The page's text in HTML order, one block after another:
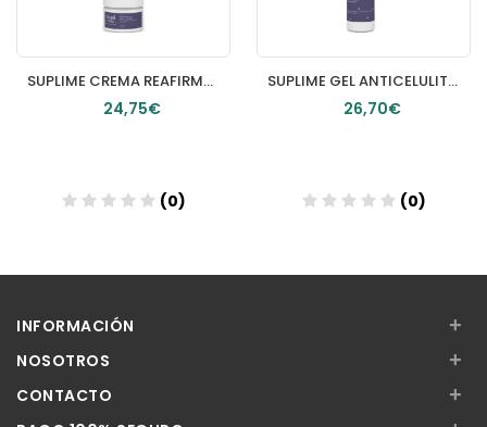
SUPLIME CREMA REAFIRMANTE CARA Y CUELLO TEXTURA LIGERA 50ml
24,75€
(0)
SUPLIME GEL ANTICELULITICO GLOBAL 300ml
26,70€
(0)
INFORMACIÓN +
NOSOTROS +
CONTACTO +